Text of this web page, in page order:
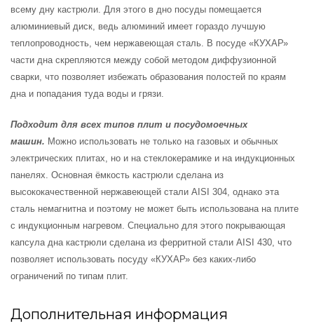
всему дну кастрюли. Для этого в дно посуды помещается
алюминиевый диск, ведь алюминий имеет гораздо лучшую
теплопроводность, чем нержавеющая сталь. В посуде «КУХАР»
части дна скрепляются между собой методом диффузионной
сварки, что позволяет избежать образования полостей по краям
дна и попадания туда воды и грязи.
Подходит для всех типов плит и посудомоечных
машин. Можно использовать не только на газовых и обычных
электрических плитах, но и на стеклокерамике и на индукционных
панелях. Основная ёмкость кастрюли сделана из
высококачественной нержавеющей стали AISI 304, однако эта
сталь немагнитна и поэтому не может быть использована на плите
с индукционным нагревом. Специально для этого покрывающая
капсула дна кастрюли сделана из ферритной стали AISI 430, что
позволяет использовать посуду «КУХАР» без каких-либо
ограничений по типам плит.
Дополнительная информация